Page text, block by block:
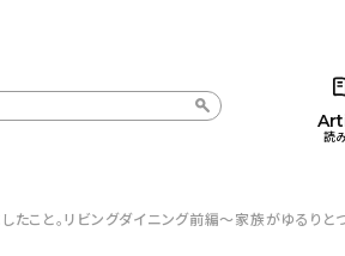
読
リー一覧 コラム
カテゴリー一覧
たこと。リビングダイニング前編〜家族がゆるり